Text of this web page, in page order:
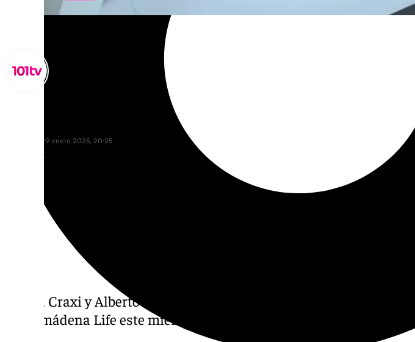
miércoles, 29 enero 2025, 20:25
Compartir:
Anada Craxi y Alberto Cozzi «Asociación Mini del Guado» en
Benalmádena Life este miércoles